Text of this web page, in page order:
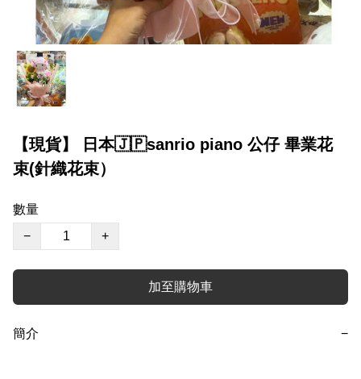
【現貨】 日本🇯🇵sanrio piano 公仔 畢業花
束(針織花束）
數量
−
+
加至購物車
簡介 −